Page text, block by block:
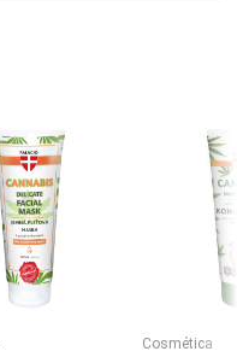
Cosmética